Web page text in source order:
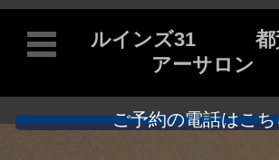
ルインズ31 都
アーサロン
ご予約の電話はこち